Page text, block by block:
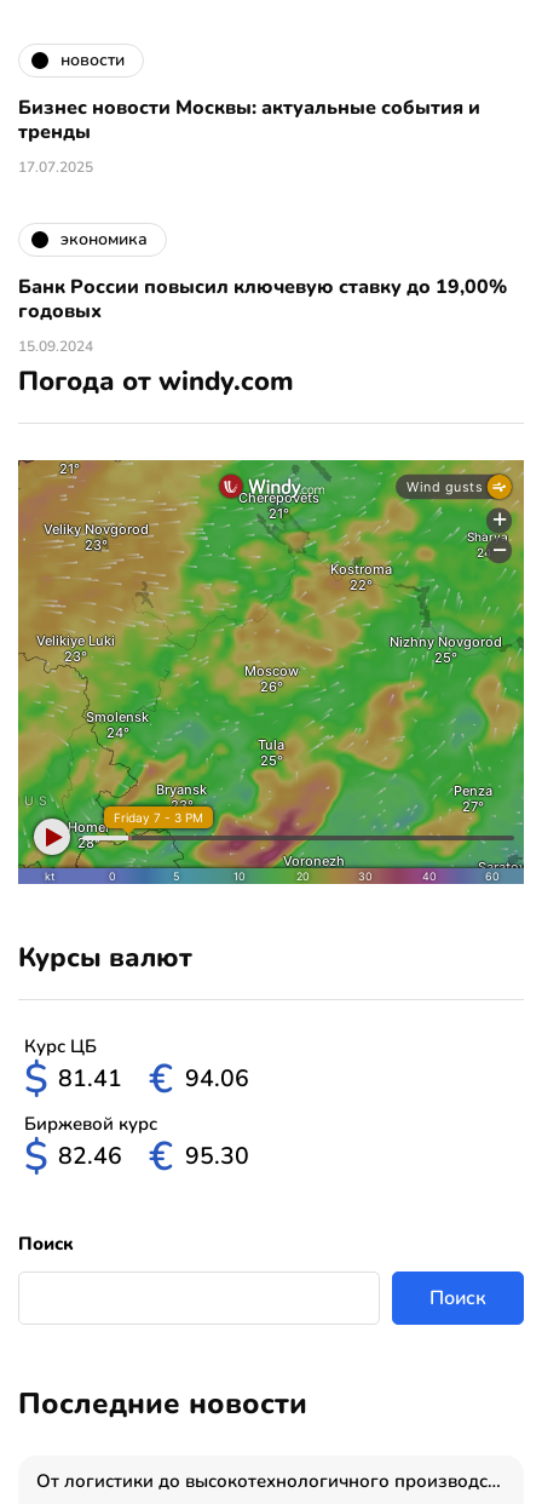
новости
Бизнес новости Москвы: актуальные события и
тренды
17.07.2025
экономика
Банк России повысил ключевую ставку до 19,00%
годовых
15.09.2024
Погода от windy.com
Курсы валют
Курс ЦБ
$ 81.41 € 94.06
Биржевой курс
$ 82.46 € 95.30
Поиск
Поиск
Последние новости
От логистики до высокотехнологичного производства: как основатель “гагаринга” выстраивает экосистему безопасности и гражданских БПЛА